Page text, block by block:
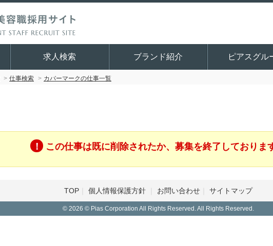
求人検索 ブランド紹介 ピアスグル
仕事検索 カバーマークの仕事一覧
この仕事は既に削除されたか、募集を終了しておりま
TOP 個人情報保護方針 お問い合わせ サイトマップ
© 2026 © Pias Corporation All Rights Reserved. All Rights Reserved.